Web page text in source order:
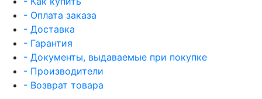
- Оплата заказа
- Доставка
- Гарантия
- Документы, выдаваемые при покупке
- Производители
- Возврат товара